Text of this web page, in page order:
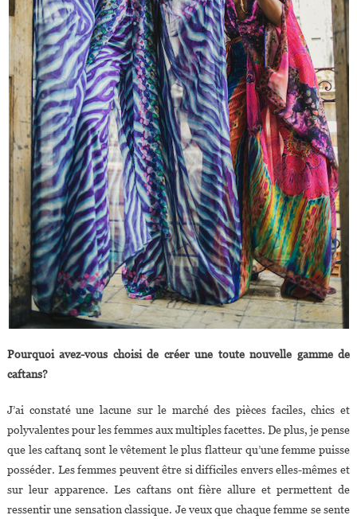
Pourquoi avez-vous choisi de créer une toute nouvelle gamme de
caftans?
J’ai constaté une lacune sur le marché des pièces faciles, chics et
polyvalentes pour les femmes aux multiples facettes. De plus, je pense
que les caftanq sont le vêtement le plus flatteur qu’une femme puisse
posséder. Les femmes peuvent être si difficiles envers elles-mêmes et
sur leur apparence. Les caftans ont fière allure et permettent de
ressentir une sensation classique. Je veux que chaque femme se sente